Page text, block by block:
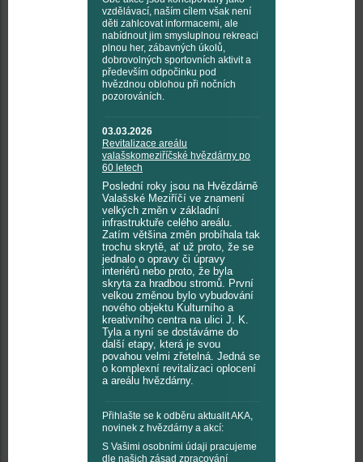
vzdělávací, naším cílem však není
děti zahlcovat informacemi, ale
nabídnout jim smysluplnou rekreaci
plnou her, zábavných úkolů,
dobrovolných sportovních aktivit a
především odpočinku pod
hvězdnou oblohou při nočních
pozorováních.
03.03.2026
Revitalizace areálu
valašskomeziříčské hvězdárny po
60 letech
Poslední roky jsou na Hvězdárně
Valašské Meziříčí ve znamení
velkých změn v základní
infrastruktuře celého areálu.
Zatím většina změn probíhala tak
trochu skrytě, ať už proto, že se
jednalo o opravy či úpravy
interiérů nebo proto, že byla
skryta za hradbou stromů. První
velkou změnou bylo vybudování
nového objektu Kulturního a
kreativního centra na ulici J. K.
Tyla a nyní se dostáváme do
další etapy, která je svou
povahou velmi zřetelná. Jedná se
o komplexní revitalizaci oplocení
a areálu hvězdárny.
Přihlašte se k odběru aktualit AKA,
novinek z hvězdárny a akcí:
S Vašimi osobními údaji pracujeme
dle našich zásad zpracování